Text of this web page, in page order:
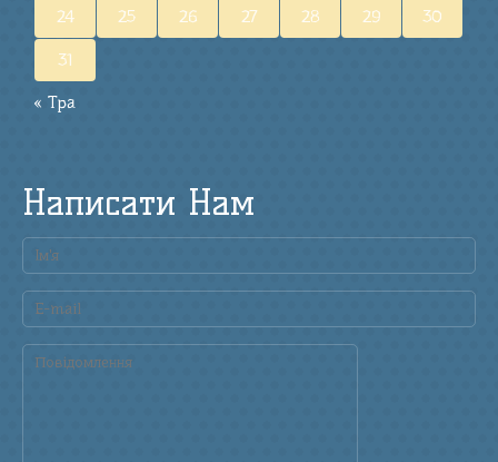
« Тра
24 25 26 27 28 29 30
31
Написати Нам